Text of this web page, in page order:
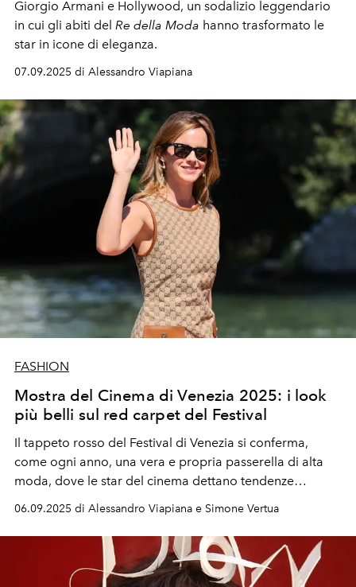
Giorgio Armani e Hollywood, un sodalizio leggendario
in cui gli abiti del Re della Moda hanno trasformato le
star in icone di eleganza.
07.09.2025 di Alessandro Viapiana
FASHION
Mostra del Cinema di Venezia 2025: i look
più belli sul red carpet del Festival
Il tappeto rosso del Festival di Venezia si conferma,
come ogni anno, una vera e propria passerella di alta
moda, dove le star del cinema dettano tendenze
06.09.2025 di Alessandro Viapiana e Simone Vertua